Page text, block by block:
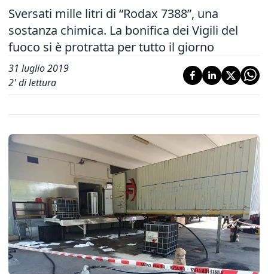
Sversati mille litri di “Rodax 7388”, una
sostanza chimica. La bonifica dei Vigili del
fuoco si è protratta per tutto il giorno
31 luglio 2019
2' di lettura